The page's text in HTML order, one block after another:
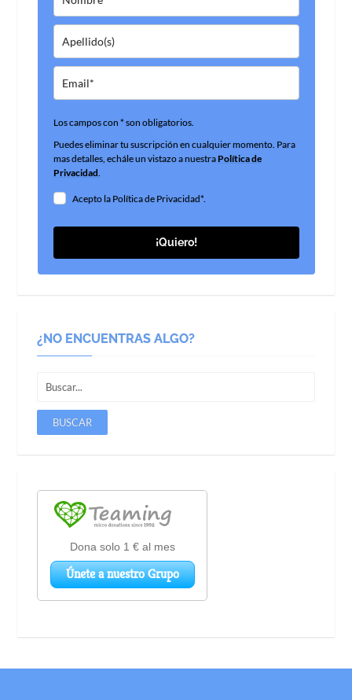
Los campos con * son obligatorios.
Puedes eliminar tu suscripción en cualquier momento. Para
mas detalles, echále un vistazo a nuestraPolítica de
Privacidad.
Acepto la Política de Privacidad*.
¡Quiero!
¿NO ENCUENTRAS ALGO?